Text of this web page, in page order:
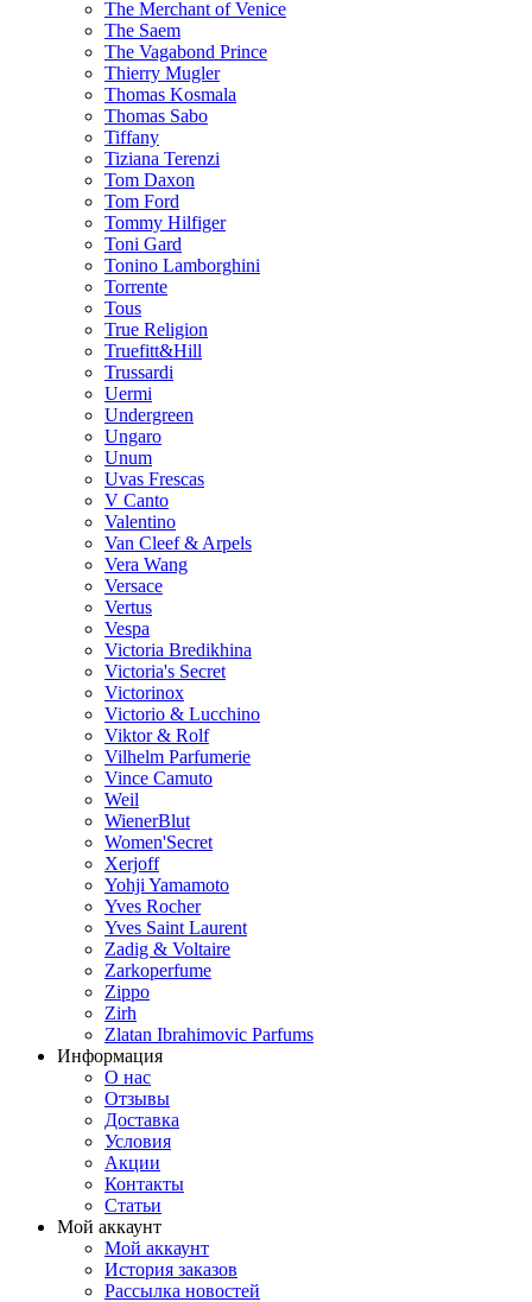
The Merchant of Venice
The Saem
The Vagabond Prince
Thierry Mugler
Thomas Kosmala
Thomas Sabo
Tiffany
Tiziana Terenzi
Tom Daxon
Tom Ford
Tommy Hilfiger
Toni Gard
Tonino Lamborghini
Torrente
Tous
True Religion
Truefitt&Hill
Trussardi
Uermi
Undergreen
Ungaro
Unum
Uvas Frescas
V Canto
Valentino
Van Cleef & Arpels
Vera Wang
Versace
Vertus
Vespa
Victoria Bredikhina
Victoria's Secret
Victorinox
Victorio & Lucchino
Viktor & Rolf
Vilhelm Parfumerie
Vince Camuto
Weil
WienerBlut
Women'Secret
Xerjoff
Yohji Yamamoto
Yves Rocher
Yves Saint Laurent
Zadig & Voltaire
Zarkoperfume
Zippo
Zirh
Zlatan Ibrahimovic Parfums
Информация
О нас
Отзывы
Доставка
Условия
Aкции
Контакты
Статьи
Мой аккаунт
Мой аккаунт
История заказов
Рассылка новостей